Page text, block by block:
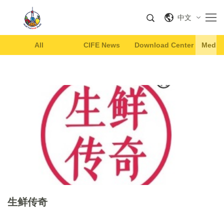
中文
All CIFE News Download Center Media
生鲜传奇